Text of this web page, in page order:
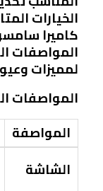
الخيارات
المواصفات
لمميزات
المواصفات
المواصفة
الشاشة